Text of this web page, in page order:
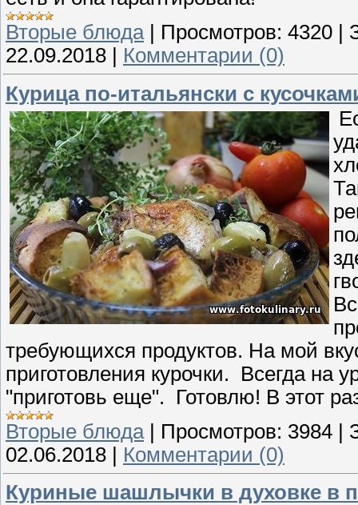
Вторые блюда| Просмотров: 4320
22.09.2018
Комментарии (0)
Курица по-итальянски с
требующихся продуктов. На мой
приготовления курочки. Всегда на
"приготовь еще". Готовлю! В этот
Вторые блюда | Просмотров: 3984 |
02.06.2018 | Комментарии (0)
Куриные шашлычки в духовке в